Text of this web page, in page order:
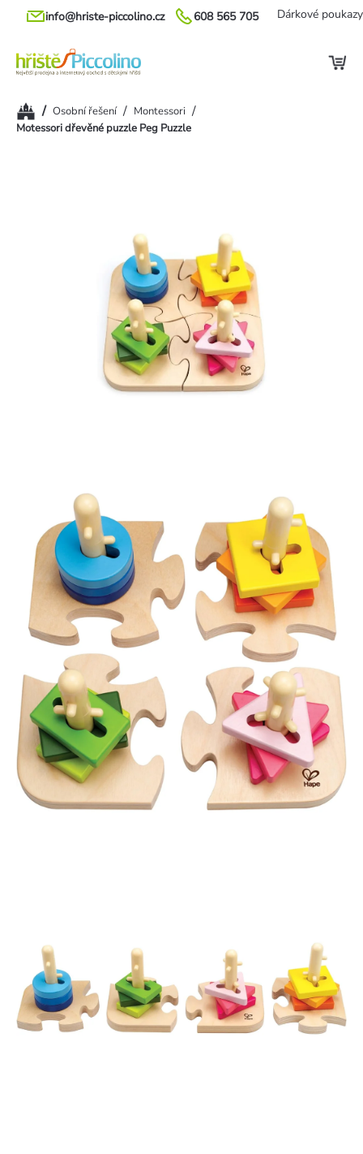
Přejít
608 565 705
info@hriste-piccolino.cz Dárkové poukazy
Domů/ Osobní řešení / Montessori /
Motessori dřevěné puzzle Peg Puzzle